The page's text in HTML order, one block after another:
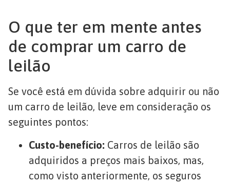
O que ter em mente antes
de comprar um carro de
leilão
Se você está em dúvida sobre adquirir ou não
um carro de leilão, leve em consideração os
seguintes pontos:
Custo-benefício: Carros de leilão são
adquiridos a preços mais baixos, mas,
como visto anteriormente, os seguros